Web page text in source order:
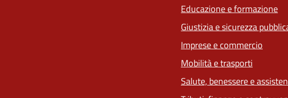
Educazione e formazione
Giustizia e sicurezza
Imprese e commercio
Mobilità e trasporti
Salute, benessere e